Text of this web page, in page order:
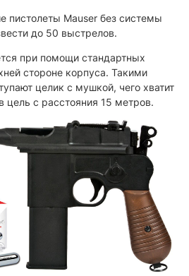
пистолеты Mauser без системы
до 50 выстрелов.
при помощи стандартных
стороне корпуса. Такими
целик с мушкой, чего хватит
цель с расстояния 15 метров.